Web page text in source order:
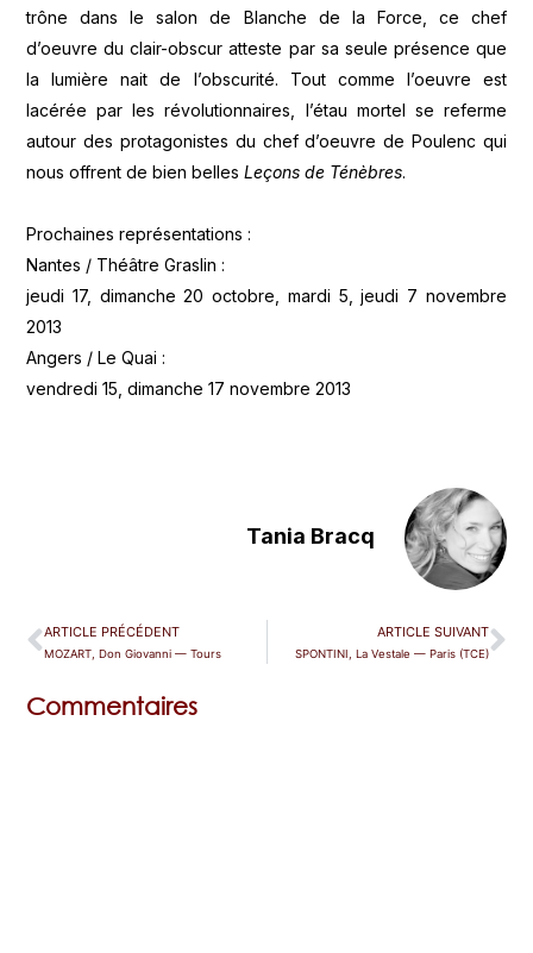
trône dans le salon de Blanche de la Force, ce chef
d’oeuvre du clair-obscur atteste par sa seule présence que
la lumière nait de l’obscurité. Tout comme l’oeuvre est
lacérée par les révolutionnaires, l’étau mortel se referme
autour des protagonistes du chef d’oeuvre de Poulenc qui
nous offrent de bien bellesLeçons de Ténèbres.
Prochaines représentations :
Nantes / Théâtre Graslin :
jeudi 17, dimanche 20 octobre, mardi 5, jeudi 7 novembre
2013
Angers / Le Quai :
vendredi 15, dimanche 17 novembre 2013
Tania Bracq
ARTICLE PRÉCÉDENT
MOZART, Don Giovanni — Tours
ARTICLE SUIVANT
SPONTINI, La Vestale — Paris (TCE)
Commentaires